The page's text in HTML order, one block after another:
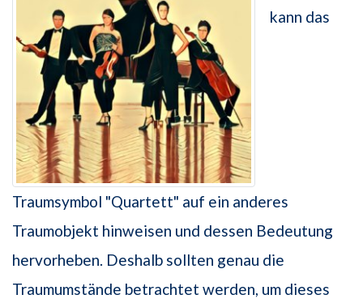
kann das
Traumsymbol "Quartett" auf ein anderes
Traumobjekt hinweisen und dessen Bedeutung
hervorheben. Deshalb sollten genau die
Traumumstände betrachtet werden, um dieses